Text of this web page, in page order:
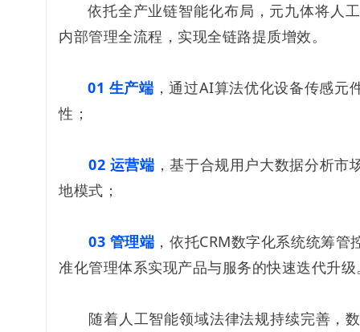
依托全产业链智能化布局，元九体将人
内部管理全流程，实现全链路提质增效。
01 生产端 ，通过AI算法优化设备传感
性；
02 运营端 ，基于合规用户大数据分析
地模式；
03 管理端 ，依托CRM数字化系统统筹
准化管理体系实现产品与服务的快速迭代升级
随着人工智能领域法律法规持续完善，